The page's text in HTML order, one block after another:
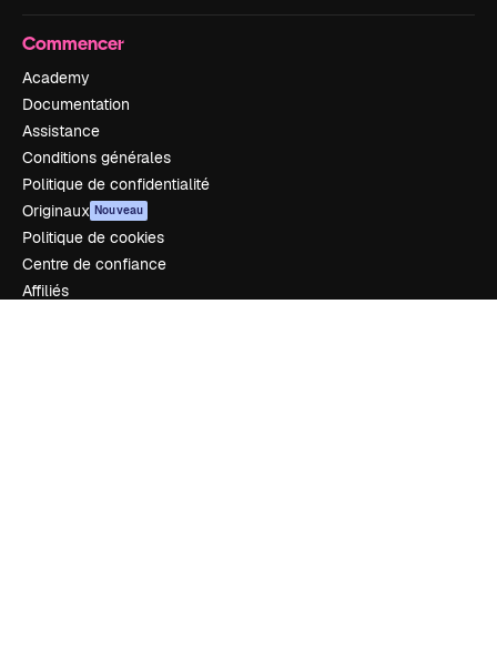
Commencer
Academy
Documentation
Assistance
Conditions générales
Politique de confidentialité
Originaux Nouveau
Politique de cookies
Centre de confiance
Affiliés